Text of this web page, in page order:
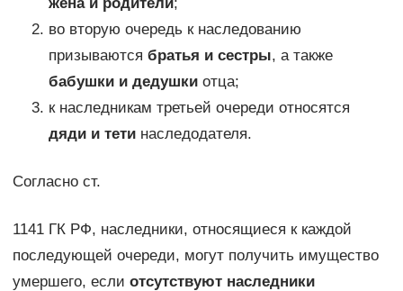
во вторую очередь к наследованию
призываются братья и сестры, а также
бабушки и дедушкиотца;
к наследникам третьей очереди относятся
дяди и тетинаследодателя.
Согласно ст.
1141 ГК РФ, наследники, относящиеся к каждой
последующей очереди, могут получить имущество
умершего, если отсутствуют наследники